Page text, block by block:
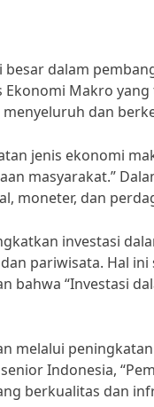
dalam
Makro
dan
jenis ekonomi
masyarakat.”
moneter, dan
investasi
pariwisata. Hal
bahwa “Investasi
melalui
Indonesia,
berkualitas dan